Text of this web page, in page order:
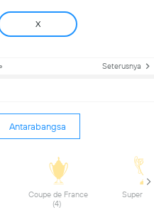
X
Seterusnya
Antarabangsa
Coupe de France